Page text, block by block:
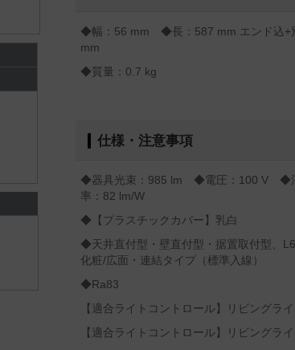
◆幅：56 mm ◆長：587 mm エンド込
mm
◆質量：0.7 kg
仕様・注意事項
◆器具光束：985 lm ◆電圧：100 V ◆
率：82 lm/W
◆【プラスチックカバー】乳白
◆天井直付型・壁直付型・据置取付型、
化粧/広面・連結タイプ（標準入線）
◆Ra83
【適合ライトコントロール】リビングラ
【適合ライトコントロール】リビングラ